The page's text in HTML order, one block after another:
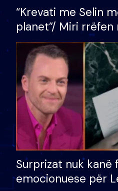
“Krevati me Selin
planet”/ Miri
bukura në shtëpinë
mungojë zilja e
Surprizat nuk kanë
emocionuese për